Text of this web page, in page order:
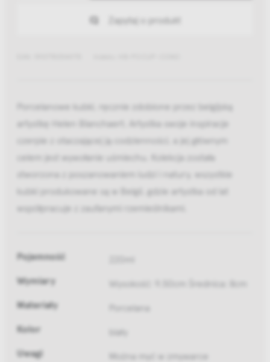
Zapytaj o produkt
Porcelanowe kubki, ręcznie zdobione przez belgijską
artystkę Helen Blanchaert. Artystka swoje inspiracje
czerpie z otaczającej ją codzienności, a jej głównym
celem jest wywołanie uśmiechu. Kolekcja została
stworzona z poszanowaniem ludzi i natury, wszystkie
kubki produkowane są w Belgii, gdzie artystka od lat
współpracuje z zaufanymi rzemieślnikami.
Pojemność
Wymiary Wysokość: 9,50cm Średnica: 8cm
Materiały Porcelana
Kolor biały
Uwagi Można myć w zmywarce